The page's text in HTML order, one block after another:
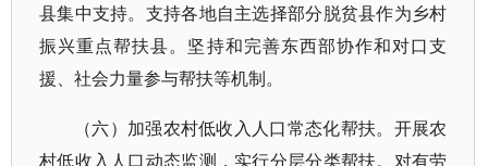
县集中支持。支持各地自主选择部分脱贫县作为乡村
振兴重点帮扶县。坚持和完善东西部协作和对口支
援、社会力量参与帮扶等机制。
（六）加强农村低收入人口常态化帮扶。开展农
村低收入人口动态监测，实行分层分类帮扶。对有劳